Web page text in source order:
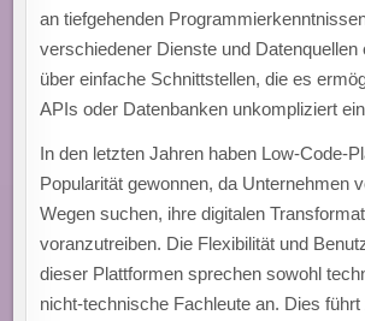
an tiefgehenden
verschiedener Dienste und Datenquellen
über einfache Schnittstellen, die es
APIs oder Datenbanken unkompliziert
In den letzten Jahren haben Low-Code-
Popularität gewonnen, da Unternehmen
Wegen suchen, ihre digitalen
voranzutreiben. Die Flexibilität und
dieser Plattformen sprechen sowohl
nicht-technische Fachleute an. Dies führt